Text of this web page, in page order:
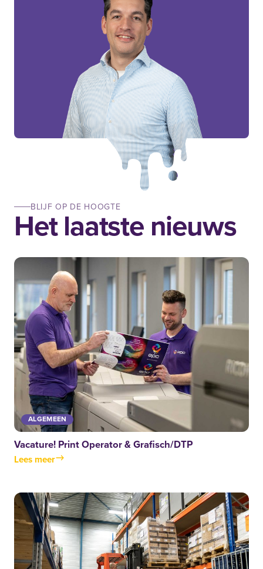
Het laatste nieuws
BLIJF OP DE HOOGTE
ALGEMEEN
Vacature! Print Operator & Grafisch/DTP
Lees meer